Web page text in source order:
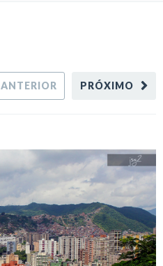
PRÓXIMO
ANTERIOR